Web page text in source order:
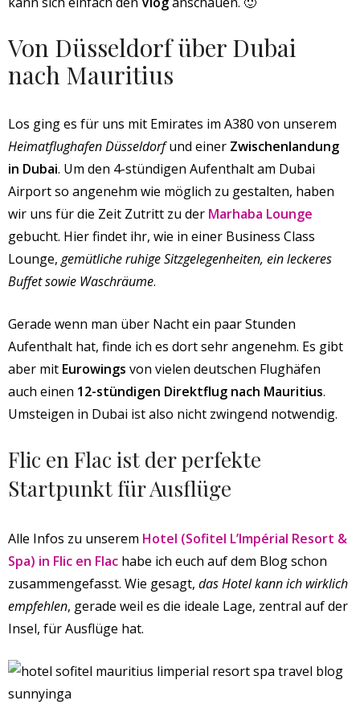
Von Düsseldorf über Dubai
nach Mauritius
Los ging es für uns mit Emirates im A380 von unserem
Heimatflughafen Düsseldorfund einer Zwischenlandung
in Dubai. Um den 4-stündigen Aufenthalt am Dubai
Airport so angenehm wie möglich zu gestalten, haben
wir uns für die Zeit Zutritt zu der Marhaba Lounge
gebucht. Hier findet ihr, wie in einer Business Class
Lounge, gemütliche ruhige Sitzgelegenheiten, ein leckeres
Buffet sowie Waschräume.
Gerade wenn man über Nacht ein paar Stunden
Aufenthalt hat, finde ich es dort sehr angenehm. Es gibt
aber mit Eurowings von vielen deutschen Flughäfen
auch einen 12-stündigen Direktflug nach Mauritius.
Umsteigen in Dubai ist also nicht zwingend notwendig.
Flic en Flac ist der perfekte
Startpunkt für Ausflüge
Alle Infos zu unserem Hotel (Sofitel L’Impérial Resort &
Spa) in Flic en Flac habe ich euch auf dem Blog schon
zusammengefasst. Wie gesagt, das Hotel kann ich wirklich
empfehlen, gerade weil es die ideale Lage, zentral auf der
Insel, für Ausflüge hat.